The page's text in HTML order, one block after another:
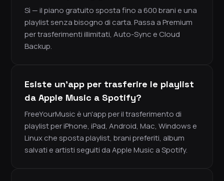
Sì — il piano gratuito sposta fino a 600 brani e una
playlist senza bisogno di carta. Passa a Premium
per trasferimenti illimitati, Auto-Sync e Cloud
Backup.
Esiste un'app per trasferire le playlist
da Apple Music a Spotify?
FreeYourMusic è un'app per il trasferimento di
playlist per iPhone, iPad, Android, Mac, Windows e
Linux che sposta playlist, brani preferiti, album
salvati e artisti seguiti da Apple Music a Spotify.